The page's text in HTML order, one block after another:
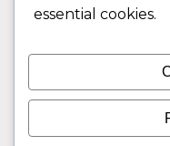
CLIENTE
Área do Cliente
Livro de
essential cookies.